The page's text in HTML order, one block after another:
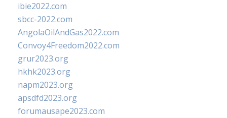
ibie2022.com
sbcc-2022.com
AngolaOilAndGas2022.com
Convoy4Freedom2022.com
grur2023.org
hkhk2023.org
napm2023.org
apsdfd2023.org
forumausape2023.com